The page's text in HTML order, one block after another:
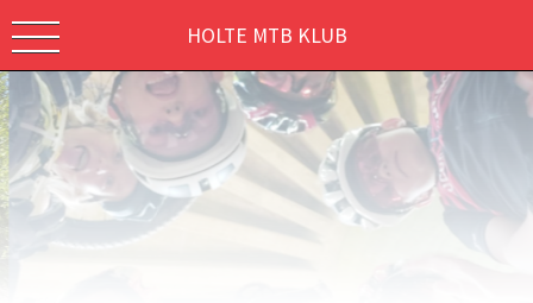
HOLTE MTB KLUB